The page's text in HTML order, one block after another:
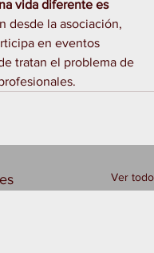
vida diferente es
desde la asociación,
en eventos
tratan el problema de
Ver todo